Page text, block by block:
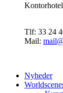
Tlf: 33 24
Mail:
Nyheder